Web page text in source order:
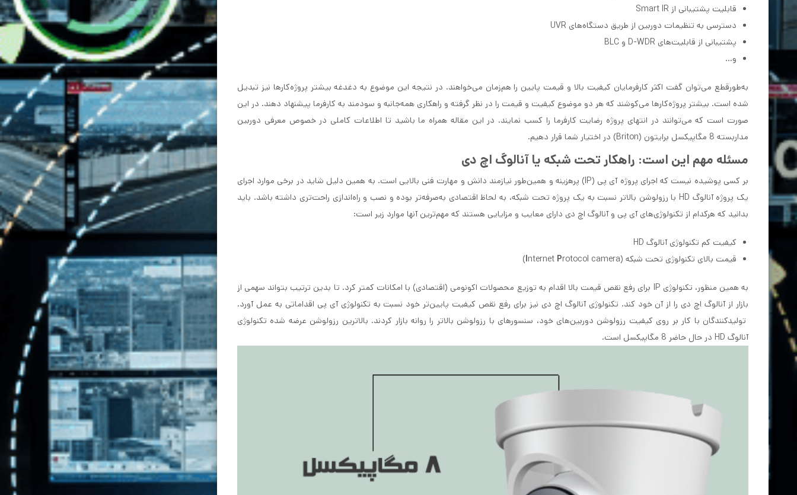
قابلیت پشتیبانی از Smart IR
دسترسی به تنظیمات دوربین از طریق دستگاه‌های UVR
پشتیبانی از قابلیت‌های D-WDR و BLC
و...
به‌طورقطع می‌توان گفت اکثر کارفرمایان کیفیت بالا و قیمت پایین را هم‌زمان می‌خواهند. در نتیجه این موضوع به دغدغه بیشتر پروژه‌کارها نیز تبدیل
شده است. بیشتر پروژه‌کارها می‌کوشند که هر دو موضوع کیفیت و قیمت را در نظر گرفته و راهکاری همه‌جانبه و سودمند به کارفرما پیشنهاد دهند. در این
صورت است که می‌توانند در انتهای پروژه رضایت کارفرما را کسب نمایند. در این مقاله همراه ما باشید تا اطلاعات کاملی در خصوص معرفی دوربین
مداربسته 8 مگاپیکسل برایتون (Briton) در اختیار شما قرار دهیم.
مسئله مهم این است: راهکار تحت شبکه یا آنالوگ اچ دی
بر کسی پوشیده نیست که اجرای پروژه آی پی (IP) پرهزینه و همین‌طور نیازمند دانش و مهارت فنی بالایی است. به همین دلیل شاید در برخی موارد اجرای
یک پروژه آنالوگ HD با رزولوشن بالاتر نسبت به یک پروژه تحت شبکه، به لحاظ اقتصادی به‌صرفه‌تر بوده و نصب و راه‌اندازی راحت‌تری داشته باشد. باید
بدانید که هرکدام از تکنولوژی‌های آی پی و آنالوگ اچ دی دارای معایب و مزایایی هستند که مهم‌ترین آنها موارد زیر است:
کیفیت کم تکنولوژی آنالوگ HD
قیمت بالای تکنولوژی تحت شبکه (
Internet Protocol camera)
به همین منظور، تکنولوژی IP برای رفع نقص قیمت بالا اقدام به توزیع محصولات اکونومی (اقتصادی) با امکانات کمتر کرد. تا بدین ترتیب بتواند سهمی از
بازار از آنالوگ اچ دی را از آن خود کند. تکنولوژی آنالوگ اچ دی نیز برای رفع نقص کیفیت پایین‌تر خود نسبت به تکنولوژی آی پی اقداماتی به عمل آورد.
تولید‌کنندگان با کار بر روی کیفیت رزولوشن دوربین‌های خود، سنسورهای با رزولوشن بالاتر را روانه بازار کردند. بالاترین رزولوشن عرضه شده تکنولوژی
آنالوگ HD در حال حاضر 8 مگاپیکسل است.